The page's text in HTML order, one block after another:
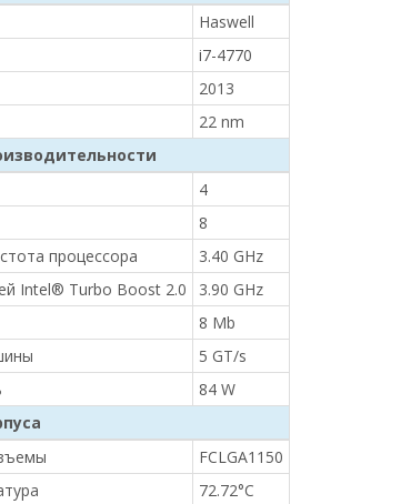
Haswell
i7-4770
2013
22 nm
4
8
процессора
3.40 GHz
Intel® Turbo Boost 2.0
3.90 GHz
8 Mb
5 GT/s
84 W
FCLGA1150
72.72°C